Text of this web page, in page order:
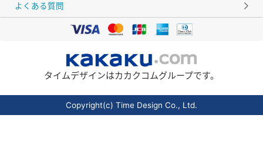
よくある質問
タイムデザインはカカクコムグループです。
Copyright(c) Time Design Co., Ltd.